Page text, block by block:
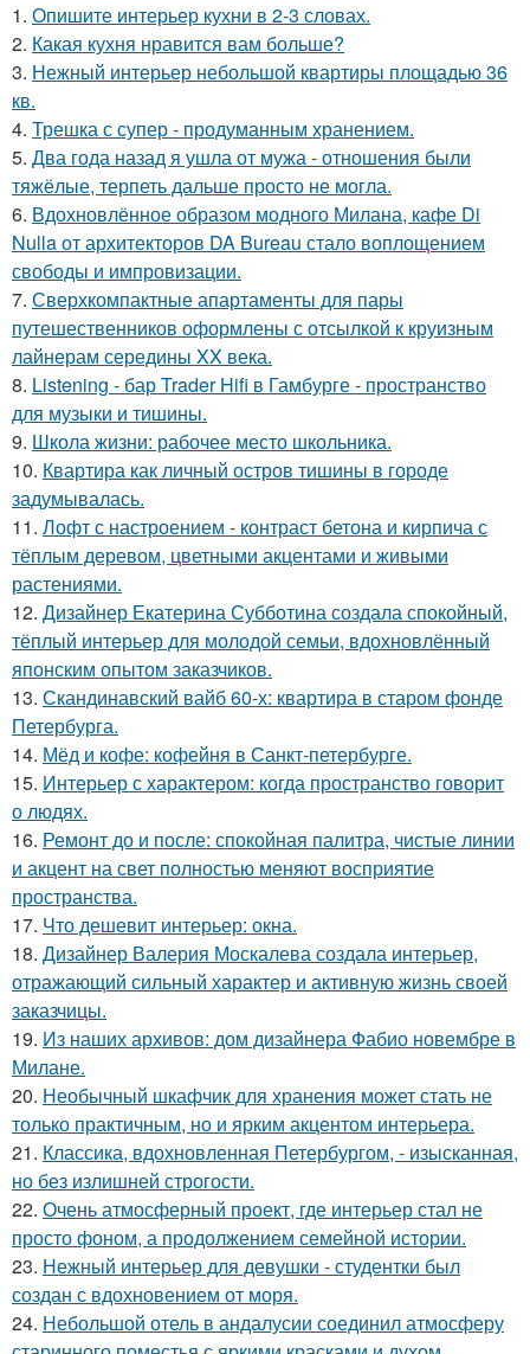
1. Опишите интерьер кухни в 2-3 словах.
2. Какая кухня нравится вам больше?
3. Нежный интерьер небольшой квартиры площадью 36
кв.
4. Трешка с супер - продуманным хранением.
5. Два года назад я ушла от мужа - отношения были
тяжёлые, терпеть дальше просто не могла.
6. Вдохновлённое образом модного Милана, кафе Di
Nulla от архитекторов DA Bureau стало воплощением
свободы и импровизации.
7. Сверхкомпактные апартаменты для пары
путешественников оформлены с отсылкой к круизным
лайнерам середины XX века.
8. Listening - бар Trader Hifi в Гамбурге - пространство
для музыки и тишины.
9. Школа жизни: рабочее место школьника.
10. Квартира как личный остров тишины в городе
задумывалась.
11. Лофт с настроением - контраст бетона и кирпича с
тёплым деревом, цветными акцентами и живыми
растениями.
12. Дизайнер Екатерина Субботина создала спокойный,
тёплый интерьер для молодой семьи, вдохновлённый
японским опытом заказчиков.
13. Скандинавский вайб 60-х: квартира в старом фонде
Петербурга.
14. Мёд и кофе: кофейня в Санкт-петербурге.
15. Интерьер с характером: когда пространство говорит
о людях.
16. Ремонт до и после: спокойная палитра, чистые линии
и акцент на свет полностью меняют восприятие
пространства.
17. Что дешевит интерьер: окна.
18. Дизайнер Валерия Москалева создала интерьер,
отражающий сильный характер и активную жизнь своей
заказчицы.
19. Из наших архивов: дом дизайнера Фабио новембре в
Милане.
20. Необычный шкафчик для хранения может стать не
только практичным, но и ярким акцентом интерьера.
21. Классика, вдохновленная Петербургом, - изысканная,
но без излишней строгости.
22. Очень атмосферный проект, где интерьер стал не
просто фоном, а продолжением семейной истории.
23. Нежный интерьер для девушки - студентки был
создан с вдохновением от моря.
24. Небольшой отель в андалусии соединил атмосферу